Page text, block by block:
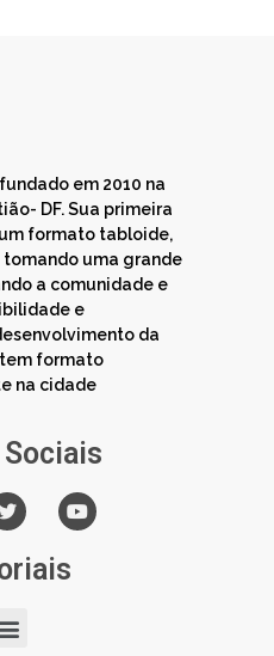
em 2010 na
DF. Sua primeira
formato tabloide,
uma grande
a comunidade e
e
da
tem formato
na cidade
Sociais